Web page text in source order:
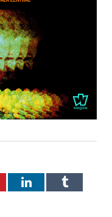
LinkedInTumblr